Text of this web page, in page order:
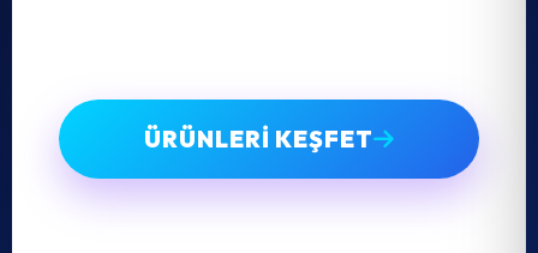
ÜRÜNLERI KEŞFET